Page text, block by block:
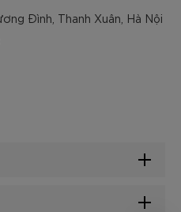
Đình, Thanh Xuân, Hà Nội